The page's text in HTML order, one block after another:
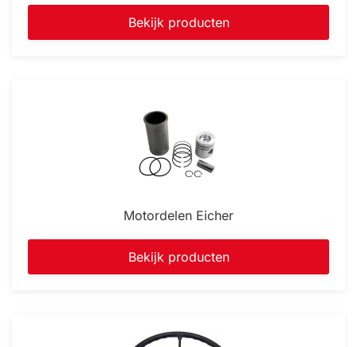
Bekijk producten
Motordelen Eicher
Bekijk producten